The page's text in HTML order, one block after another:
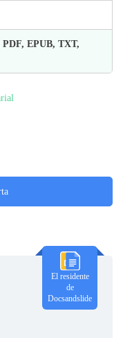
EPUB, TXT,
El residente
de
Docsandslide